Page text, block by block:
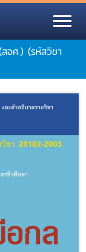
อศ.) (รหัสวิชา